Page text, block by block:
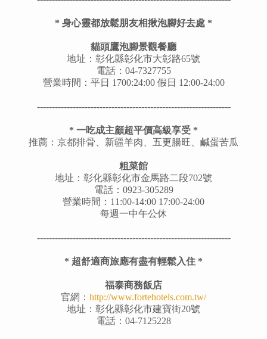
* 身心靈都放鬆朋友相揪泡腳好去處 *
貓頭鷹泡腳景觀餐廳
地址：彰化縣彰化市大彰路65號
電話：04-7327755
營業時間：平日 1700:24:00 假日 12:00-24:00
-----------------------------------------------------------------
* 一吃成主顧超平價高級享受 *
推薦：京都排骨、新疆羊肉、五更腸旺、鹹蛋苦瓜
粗菜館
地址：彰化縣彰化市金馬路二段702號
電話：0923-305289
營業時間：11:00-14:00 17:00-24:00
每週一中午公休
-----------------------------------------------------------------
* 超舒適商旅應有盡有輕鬆入住 *
福泰商務飯店
官網： http://www.fortehotels.com.tw/
地址：彰化縣彰化市建寶街20號
電話：04-7125228